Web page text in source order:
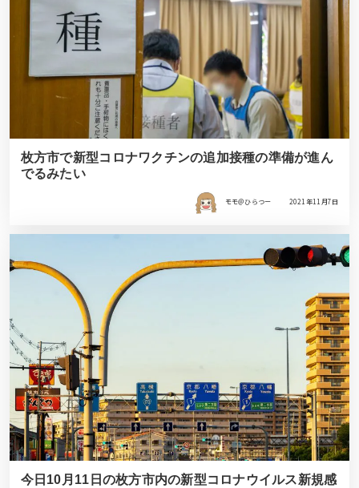
枚方市で新型コロナワクチンの追加接種の準備が進ん
でるみたい
モモ＠ひらつー 2021年11月7日
今日10月11日の枚方市内の新型コロナウイルス新規感